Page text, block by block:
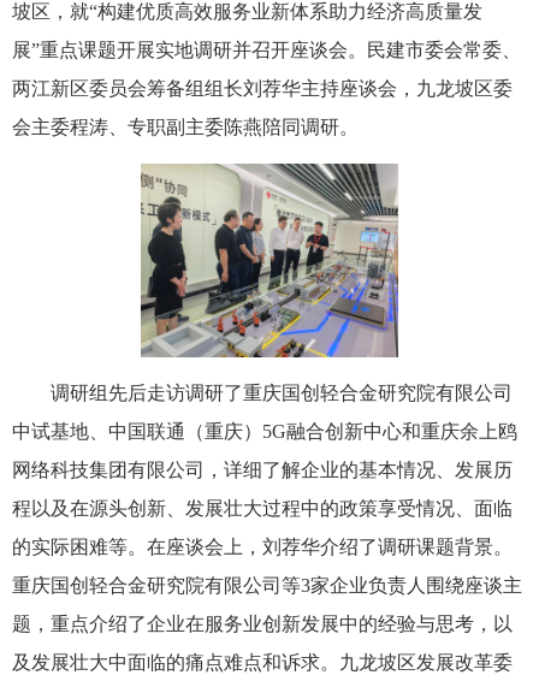
坡区，就“构建优质高效服务业新体系助力经济高质量发
展”重点课题开展实地调研并召开座谈会。民建市委会常委、
两江新区委员会筹备组组长刘荐华主持座谈会，九龙坡区委
会主委程涛、专职副主委陈燕陪同调研。
调研组先后走访调研了重庆国创轻合金研究院有限公司
中试基地、中国联通（重庆）5G融合创新中心和重庆余上鸥
网络科技集团有限公司，详细了解企业的基本情况、发展历
程以及在源头创新、发展壮大过程中的政策享受情况、面临
的实际困难等。在座谈会上，刘荐华介绍了调研课题背景。
重庆国创轻合金研究院有限公司等3家企业负责人围绕座谈主
题，重点介绍了企业在服务业创新发展中的经验与思考，以
及发展壮大中面临的痛点难点和诉求。九龙坡区发展改革委